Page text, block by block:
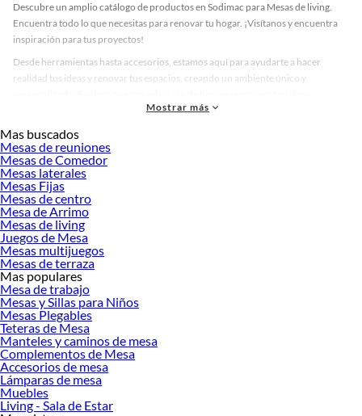
Descubre un amplio catálogo de productos en Sodimac para Mesas de living.
Encuentra todo lo que necesitas para renovar tu hogar. ¡Visítanos y encuentra
inspiración para tus proyectos!
Desde herramientas hasta accesorios, estamos aquí para ayudarte a hacer
realidad tus ideas y renovar tus espacios, creando un ambiente único y
accesorios de calidad que te ayudarán a crear un espacio más tú.
Desde remodelaciones hasta proyectos de decoración, estamos aquí para hacer
tus ideas realidad. ¡Visítanos y encuentra todo lo que tenemos para ofrecerte en
Mesas de living!
Explora la variedad de productos de Mesas de living en Sodimac
Herramientas, materiales y accesorios de calidad para tus proyectos y
renovación de espacios. ¡Visítanos y descubre todo lo que tenemos para
ofrecerte!
Encuentra una amplia variedad de productos de Mesas de living en Sodimac.
Encuentra todo lo necesario para tus proyectos de renovación y decoración.
¡Visítanos y haz tus ideas realidad!
Mostrar más
Mas buscados
Mesas de reuniones
Mesas de Comedor
Mesas laterales
Mesas Fijas
Mesas de centro
Mesa de Arrimo
Mesas de living
Juegos de Mesa
Mesas multijuegos
Mesas de terraza
Mas populares
Mesa de trabajo
Mesas y Sillas para Niños
Mesas Plegables
Teteras de Mesa
Manteles y caminos de mesa
Complementos de Mesa
Accesorios de mesa
Lámparas de mesa
Muebles
Living - Sala de Estar